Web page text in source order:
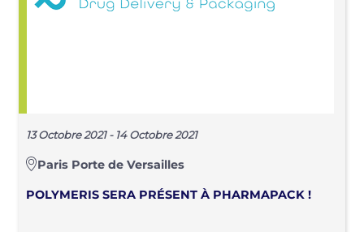
13 Octobre 2021 - 14 Octobre 2021
Paris Porte de Versailles
POLYMERIS SERA PRÉSENT À PHARMAPACK !